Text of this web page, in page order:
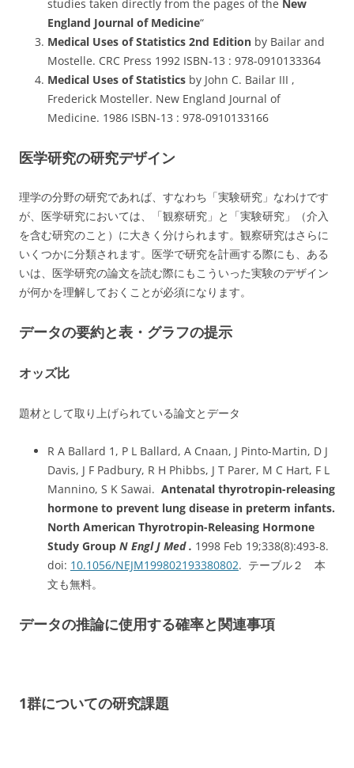
studies taken directly from the pages of the New
England Journal of Medicine“
Medical Uses of Statistics 2nd Edition by Bailar and
Mostelle. CRC Press 1992 ISBN-13 : 978-0910133364
Medical Uses of Statistics by John C. Bailar III ,
Frederick Mosteller. New England Journal of
Medicine. 1986 ISBN-13 : 978-0910133166
医学研究の研究デザイン
理学の分野の研究であれば、すなわち「実験研究」なわけです
が、医学研究においては、「観察研究」と「実験研究」（介入
を含む研究のこと）に大きく分けられます。観察研究はさらに
いくつかに分類されます。医学で研究を計画する際にも、ある
いは、医学研究の論文を読む際にもこういった実験のデザイン
が何かを理解しておくことが必須になります。
データの要約と表・グラフの提示
オッズ比
題材として取り上げられている論文とデータ
R A Ballard 1, P L Ballard, A Cnaan, J Pinto-Martin, D J
Davis, J F Padbury, R H Phibbs, J T Parer, M C Hart, F L
Mannino, S K Sawai. Antenatal thyrotropin-releasing
hormone to prevent lung disease in preterm infants.
North American Thyrotropin-Releasing Hormone
Study Group N Engl J Med . 1998 Feb 19;338(8):493-8.
doi: 10.1056/NEJM199802193380802. テーブル２ 本
文も無料。
データの推論に使用する確率と関連事項
1群についての研究課題